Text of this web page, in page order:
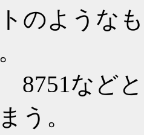
のような
8751など
う。